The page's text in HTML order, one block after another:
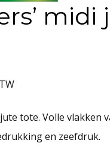
midi
tote. Volle vlakken
en zeefdruk.